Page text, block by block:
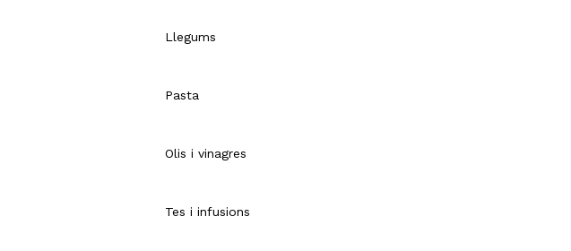
Llegums
Pasta
Olis i vinagres
Tes i infusions